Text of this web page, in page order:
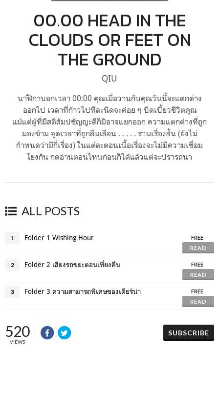
00.00 HEAD IN THE
CLOUDS OR FEET ON
THE GROUND
QIU
นาฬิกาบอกเวลา 00:00 คุณเมื่อวานกับคุณวันนี้จะแตกต่าง
ออกไป เวลาที่ก้าวไปทีละนิดจะค่อย ๆ บิดเบี้ยวชีวิตคุณ
แม้แต่ผู้ที่มีสติสัมปชัญญะดีก็มิอาจแยกออก ความแตกต่างที่ถูก
มองข้าม จุดเวลาที่ถูกลืมเลือน . . . . . รวมเรื่องสั้น (ยังไม่
กำหนดว่ามีกี่เรื่อง) ในแต่ละตอนเนื้อเรื่องจะไม่มีความเชื่อม
โยงกัน กดอ่านตอนไหนก่อนก็ได้แล้วแต่จะปรารถนา
ALL POSTS
1 Folder 1 Wishing Hour
FREE
READ
2 Folder 2 เสียงรถขยะตอนเที่ยงคืน
FREE
READ
3 Folder 3 ความสามารถพิเศษของเดียร์น่า
FREE
READ
520
VIEWS
SUBSCRIBE